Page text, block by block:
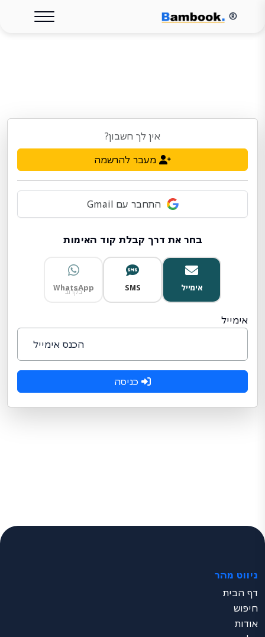
®
אין לך חשבון?
מעבר להרשמה
התחבר עם Gmail
בחר את דרך קבלת קוד האימות
אימייל SMS
WhatsApp
בקרוב
אימייל
ניווט מהר
דף הבית
חיפוש
אודות